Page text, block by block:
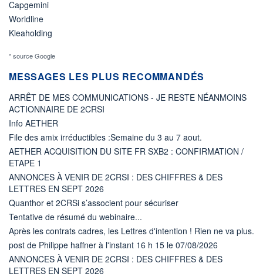
Capgemini
Worldline
Kleaholding
* source Google
MESSAGES LES PLUS RECOMMANDÉS
ARRÊT DE MES COMMUNICATIONS - JE RESTE NÉANMOINS
ACTIONNAIRE DE 2CRSI
Info AETHER
File des amix irréductibles :Semaine du 3 au 7 aout.
AETHER ACQUISITION DU SITE FR SXB2 : CONFIRMATION /
ETAPE 1
ANNONCES À VENIR DE 2CRSI : DES CHIFFRES & DES
LETTRES EN SEPT 2026
Quanthor et 2CRSi s’associent pour sécuriser
Tentative de résumé du webinaire...
Après les contrats cadres, les Lettres d'intention ! Rien ne va plus.
post de Philippe haffner à l'instant 16 h 15 le 07/08/2026
ANNONCES À VENIR DE 2CRSI : DES CHIFFRES & DES
LETTRES EN SEPT 2026